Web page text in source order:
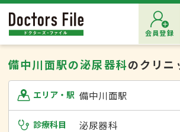
会員登録
備中川面駅の泌尿器科のクリニ
エリア・駅 備中川面駅
診療科目 泌尿器科